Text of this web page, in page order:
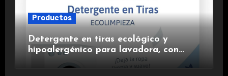
Productos
Detergente en tiras ecológico y
hipoalergénico para lavadora, con
suavizante incluido y fragancia de
lavanda.